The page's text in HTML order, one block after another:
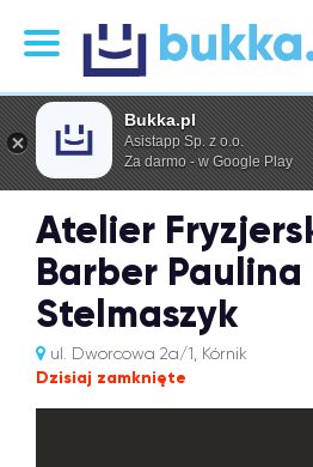
Atelier
Barber Paulina
Stelmaszyk
ul. Dworcowa 2a/1, Kórnik
Dzisiaj zamknięte
Bukka.pl
Asistapp Sp. z o.o.
Za darmo - w Google Play